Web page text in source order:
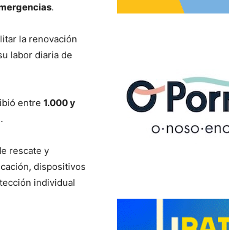
.
la renovación
labor diaria de
entre 1.000 y
rescate y
dispositivos
individual